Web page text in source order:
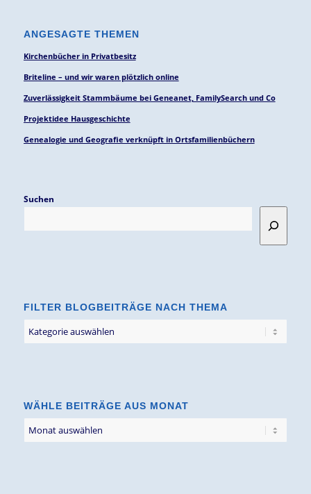
ANGESAGTE THEMEN
Kirchenbücher in Privatbesitz
Briteline – und wir waren plötzlich online
Zuverlässigkeit Stammbäume bei Geneanet, FamilySearch und Co
Projektidee Hausgeschichte
Genealogie und Geografie verknüpft in Ortsfamilienbüchern
Suchen
FILTER BLOGBEITRÄGE NACH THEMA
Blogbeiträge
WÄHLE BEITRÄGE AUS MONAT